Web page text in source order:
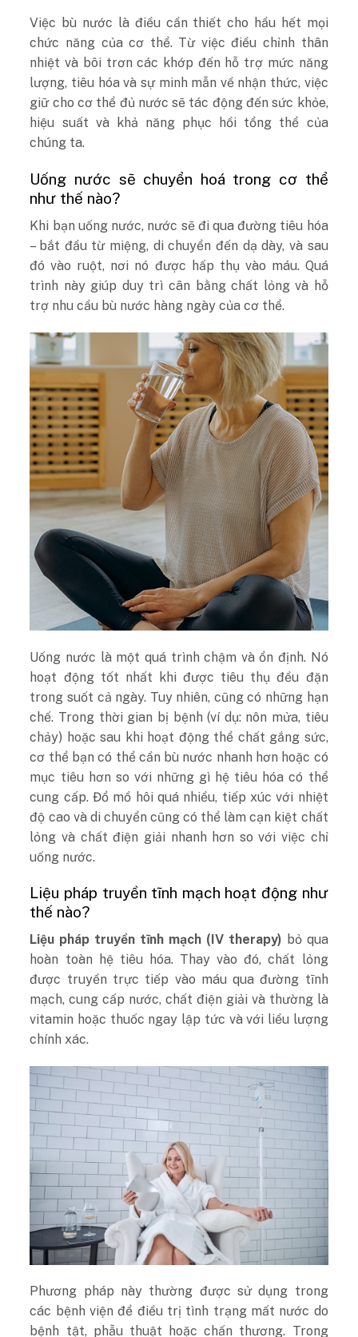
Việc bù nước là điều cần thiết cho hầu hết mọi
chức năng của cơ thể. Từ việc điều chỉnh thân
nhiệt và bôi trơn các khớp đến hỗ trợ mức năng
lượng, tiêu hóa và sự minh mẫn về nhận thức, việc
giữ cho cơ thể đủ nước sẽ tác động đến sức khỏe,
hiệu suất và khả năng phục hồi tổng thể của
chúng ta.
Uống nước sẽ chuyển hoá trong cơ thể
như thế nào?
Khi bạn uống nước, nước sẽ đi qua đường tiêu hóa
– bắt đầu từ miệng, di chuyển đến dạ dày, và sau
đó vào ruột, nơi nó được hấp thụ vào máu. Quá
trình này giúp duy trì cân bằng chất lỏng và hỗ
trợ nhu cầu bù nước hàng ngày của cơ thể.
Uống nước là một quá trình chậm và ổn định. Nó
hoạt động tốt nhất khi được tiêu thụ đều đặn
trong suốt cả ngày. Tuy nhiên, cũng có những hạn
chế. Trong thời gian bị bệnh (ví dụ: nôn mửa, tiêu
chảy) hoặc sau khi hoạt động thể chất gắng sức,
cơ thể bạn có thể cần bù nước nhanh hơn hoặc có
mục tiêu hơn so với những gì hệ tiêu hóa có thể
cung cấp. Đổ mồ hôi quá nhiều, tiếp xúc với nhiệt
độ cao và di chuyển cũng có thể làm cạn kiệt chất
lỏng và chất điện giải nhanh hơn so với việc chỉ
uống nước.
Liệu pháp truyền tĩnh mạch hoạt động như
thế nào?
Liệu pháp truyền tĩnh mạch (IV therapy) bỏ qua
hoàn toàn hệ tiêu hóa. Thay vào đó, chất lỏng
được truyền trực tiếp vào máu qua đường tĩnh
mạch, cung cấp nước, chất điện giải và thường là
vitamin hoặc thuốc ngay lập tức và với liều lượng
chính xác.
Phương pháp này thường được sử dụng trong
các bệnh viện để điều trị tình trạng mất nước do
bệnh tật, phẫu thuật hoặc chấn thương. Trong